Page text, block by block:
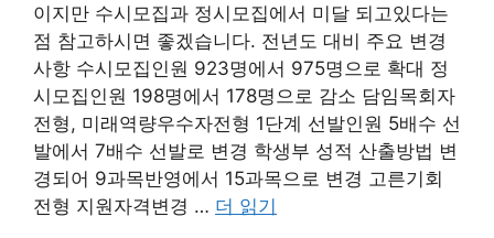
이지만 수시모집과 정시모집에서 미달 되고있다는
점 참고하시면 좋겠습니다. 전년도 대비 주요 변경
사항 수시모집인원 923명에서 975명으로 확대 정
시모집인원 198명에서 178명으로 감소 담임목회자
전형, 미래역량우수자전형 1단계 선발인원 5배수 선
발에서 7배수 선발로 변경 학생부 성적 산출방법 변
경되어 9과목반영에서 15과목으로 변경 고른기회
전형 지원자격변경 … 더 읽기